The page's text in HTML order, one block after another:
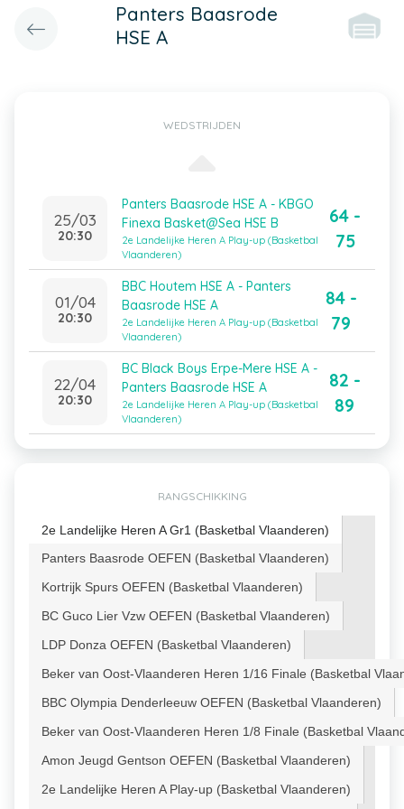
Panters Baasrode
HSE A
WEDSTRIJDEN
25/03
20:30
Panters Baasrode HSE A - KBGO
Finexa Basket@Sea HSE B
2e Landelijke Heren A Play-up (Basketbal
Vlaanderen)
64 -
75
01/04
20:30
BBC Houtem HSE A - Panters
Baasrode HSE A
2e Landelijke Heren A Play-up (Basketbal
Vlaanderen)
84 -
79
22/04
20:30
BC Black Boys Erpe-Mere HSE A -
Panters Baasrode HSE A
2e Landelijke Heren A Play-up (Basketbal
Vlaanderen)
82 -
89
RANGSCHIKKING
2e Landelijke Heren A Gr1 (Basketbal Vlaanderen)
Panters Baasrode OEFEN (Basketbal Vlaanderen)
Kortrijk Spurs OEFEN (Basketbal Vlaanderen)
BC Guco Lier Vzw OEFEN (Basketbal Vlaanderen)
LDP Donza OEFEN (Basketbal Vlaanderen)
Beker van Oost-Vlaanderen Heren 1/16 Finale (Basketbal
BBC Olympia Denderleeuw OEFEN (Basketbal Vlaanderen)
Beker van Oost-Vlaanderen Heren 1/8 Finale (Basketbal
Amon Jeugd Gentson OEFEN (Basketbal Vlaanderen)
2e Landelijke Heren A Play-up (Basketbal Vlaanderen)